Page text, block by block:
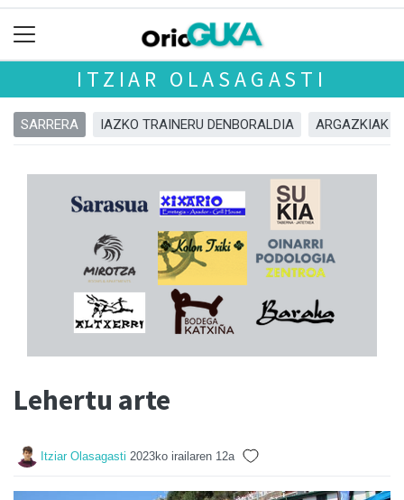
ITZIAR OLASAGASTI
SARRERA IAZKO TRAINERU DENBORALDIA ARGAZKIAK
Lehertu arte
Itziar Olasagasti 2023ko irailaren 12a